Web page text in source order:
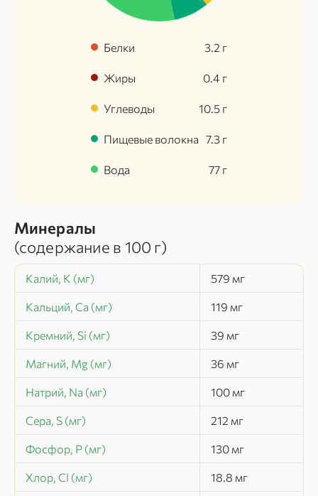
Белки 3.2 г
Жиры 0.4 г
Углеводы 10.5 г
Пищевые волокна 7.3 г
Вода 77 г
Минералы
(содержание в 100 г)
Калий, K (мг) 579 мг
Кальций, Ca (мг) 119 мг
Кремний, Si (мг) 39 мг
Магний, Mg (мг) 36 мг
Натрий, Na (мг) 100 мг
Сера, S (мг) 212 мг
Фосфор, P (мг) 130 мг
Хлор, Cl (мг) 18.8 мг